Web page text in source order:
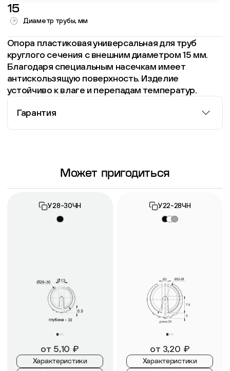
15
Диаметр трубы, мм
Опора пластиковая универсальная для труб
круглого сечения с внешним диаметром 15 мм.
Благодаря специальным насечкам имеет
антискользящую поверхность. Изделие
устойчиво к влаге и перепадам температур.
Гарантия
Информация о гарантии
Может пригодиться
У28-30ЧН
от 5,10 ₽
Характеристики
У22-28ЧН
от 3,20 ₽
Характеристики